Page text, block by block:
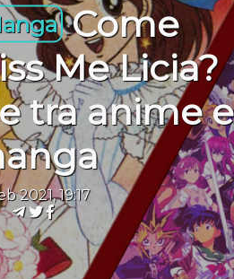
Come
Me Licia?
tra anime e
2021, 19:17